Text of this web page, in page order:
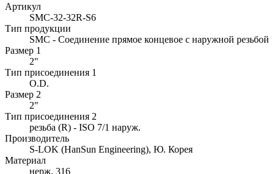
Артикул
SMC-32-32R-S6
Тип продукции
SMC - Соединение прямое концевое с наружной резьбой
Размер 1
2"
Тип присоединения 1
O.D.
Размер 2
2"
Тип присоединения 2
резьба (R) - ISO 7/1 наруж.
Производитель
S-LOK (HanSun Engineering), Ю. Корея
Материал
нерж. 316